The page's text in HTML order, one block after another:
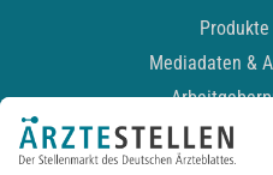
Mediadaten &